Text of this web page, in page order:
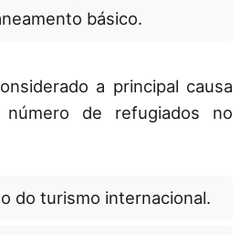
básico.
a principal causa
de refugiados no
do turismo internacional.